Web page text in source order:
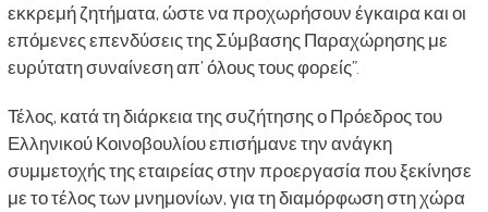
εκκρεμή ζητήματα, ώστε να προχωρήσουν έγκαιρα και οι
επόμενες επενδύσεις της Σύμβασης Παραχώρησης με
ευρύτατη συναίνεση απ’ όλους τους φορείς”.
Τέλος, κατά τη διάρκεια της συζήτησης ο Πρόεδρος του
Ελληνικού Κοινοβουλίου επισήμανε την ανάγκη
συμμετοχής της εταιρείας στην προεργασία που ξεκίνησε
με το τέλος των μνημονίων, για τη διαμόρφωση στη χώρα